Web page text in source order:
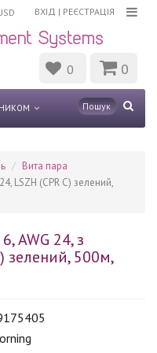
ВХІД | РЕЄСТРАЦІЯ
0 0
Вита пара
LSZH (CPR C) зелений,
AWG 24, з
зелений, 500м,